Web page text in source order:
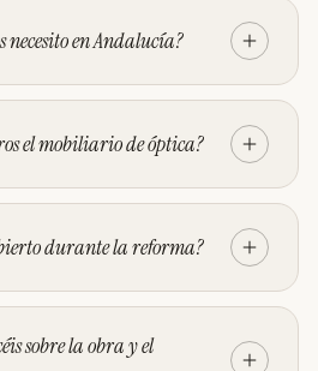
necesito en Andalucía?
el mobiliario de óptica?
durante la reforma?
sobre la obra y el